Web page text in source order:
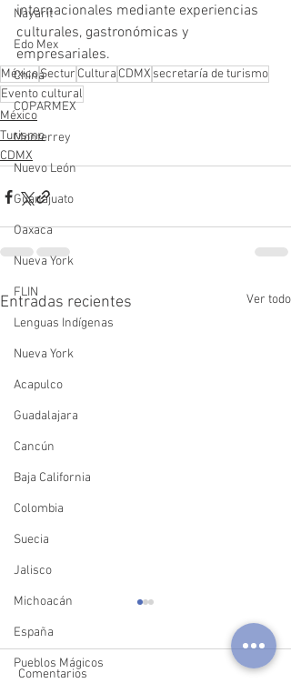
Nayarit
Edo Mex
China
COPARMEX
Monterrey
Nuevo León
Guanajuato
Oaxaca
Nueva York
FLIN
Lenguas Indígenas
Nueva York
Acapulco
Guadalajara
Cancún
Baja California
Colombia
Suecia
Jalisco
Michoacán
España
Pueblos Mágicos
internacionales mediante experiencias
culturales, gastronómicas y
empresariales.
MéxicoSectur Cultura CDMX secretaría de turismo
Evento cultural
México
Turismo
CDMX
Entradas recientes Ver todo
Comentarios